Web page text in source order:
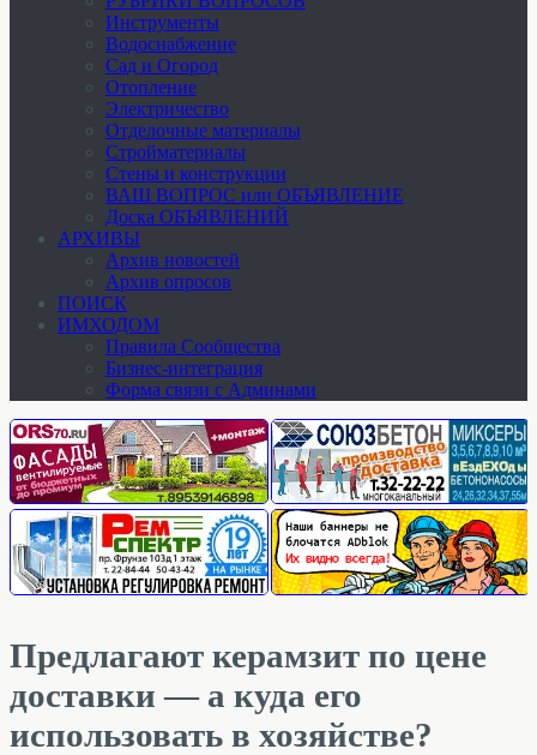
Инструменты
Водоснабжение
Сад и Огород
Отопление
Электричество
Отделочные материалы
Стройматериалы
Стены и конструкции
ВАШ ВОПРОС или ОБЪЯВЛЕНИЕ
Доска ОБЪЯВЛЕНИЙ
АРХИВЫ
Архив новостей
Архив опросов
ПОИСК
ИМХОДОМ
Правила Сообщества
Бизнес-интеграция
Форма связи с Админами
Предлагают керамзит по цене
доставки — а куда его
использовать в хозяйстве?